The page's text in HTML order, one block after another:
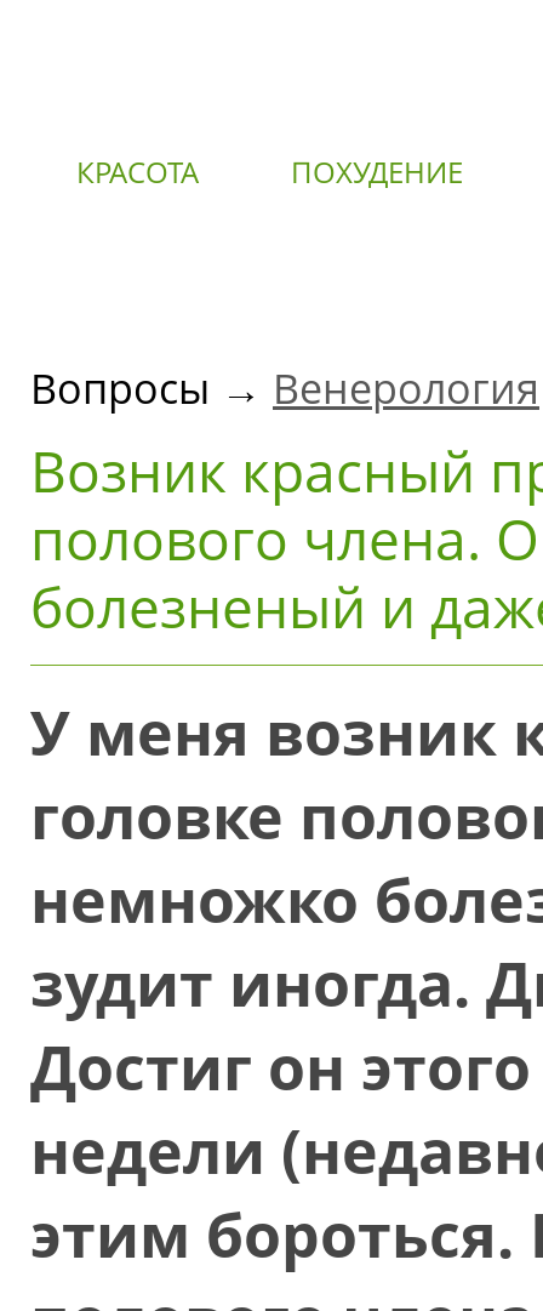
КРАСОТА ПОХУДЕНИЕ
Вопросы → Венерология
Возник красный
полового члена.
болезненый и
У меня возник
головке
немножко
зудит иногда.
Достиг он
недели
этим